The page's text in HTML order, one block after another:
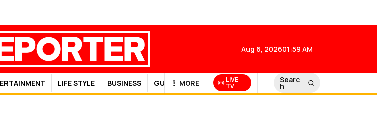
Aug 6, 202601:59 AM
LIFE STYLE BUSINESS GULF NEWS
MORE LIVE
TV
Searc
h